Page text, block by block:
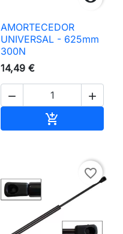
AMORTECEDOR
UNIVERSAL - 625mm
300N
14,49 €
 

favorite_border